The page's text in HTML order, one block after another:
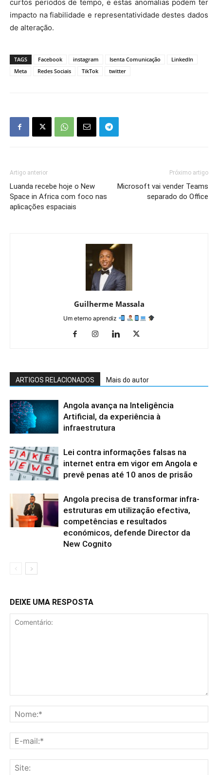
curtos períodos de tempo, e estas anomalias podem ter
impacto na fiabilidade e representatividade destes dados
de alteração.
TAGS Facebook instagram Isenta Comunicação
LinkedIn
Meta
Redes Sociais TikTok twitter
Artigo anterior
Luanda recebe hoje o New
Space in Africa com foco nas
aplicações espaciais
Próximo artigo
Microsoft vai vender Teams
separado do Office
Guilherme Massala
Um eterno aprendiz
ARTIGOS RELACIONADOS Mais do autor
Angola avança na Inteligência
Artificial, da experiência à
infraestrutura
Lei contra informações falsas na
internet entra em vigor em Angola e
prevê penas até 10 anos de prisão
Angola precisa de transformar infra-
estruturas em utilização efectiva,
competências e resultados
económicos, defende Director da
New Cognito
DEIXE UMA RESPOSTA